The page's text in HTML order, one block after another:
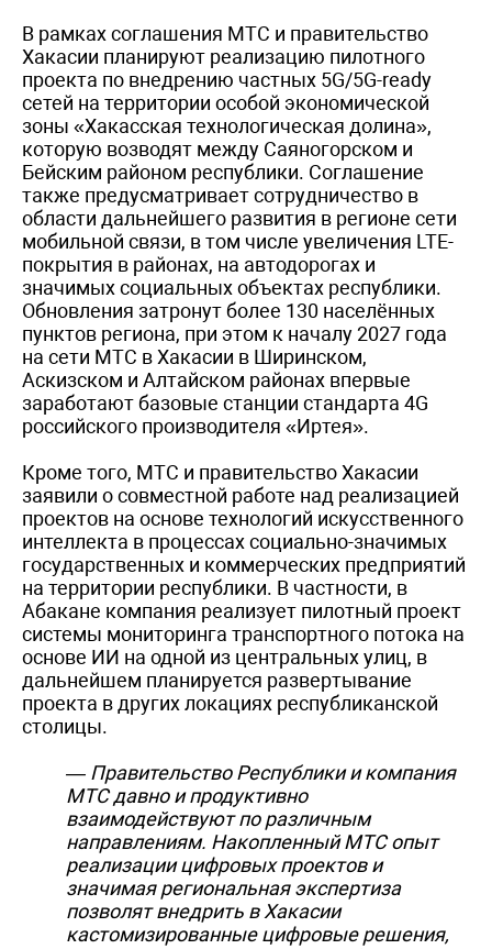
В рамках соглашения МТС и правительство
Хакасии планируют реализацию пилотного
проекта по внедрению частных 5G/5G-ready
сетей на территории особой экономической
зоны «Хакасская технологическая долина»,
которую возводят между Саяногорском и
Бейским районом республики. Соглашение
также предусматривает сотрудничество в
области дальнейшего развития в регионе сети
мобильной связи, в том числе увеличения LTE-
покрытия в районах, на автодорогах и
значимых социальных объектах республики.
Обновления затронут более 130 населённых
пунктов региона, при этом к началу 2027 года
на сети МТС в Хакасии в Ширинском,
Аскизском и Алтайском районах впервые
заработают базовые станции стандарта 4G
российского производителя «Иртея».
Кроме того, МТС и правительство Хакасии
заявили о совместной работе над реализацией
проектов на основе технологий искусственного
интеллекта в процессах социально-значимых
государственных и коммерческих предприятий
на территории республики. В частности, в
Абакане компания реализует пилотный проект
системы мониторинга транспортного потока на
основе ИИ на одной из центральных улиц, в
дальнейшем планируется развертывание
проекта в других локациях республиканской
столицы.
— Правительство Республики и компания
МТС давно и продуктивно
взаимодействуют по различным
направлениям. Накопленный МТС опыт
реализации цифровых проектов и
значимая региональная экспертиза
позволят внедрить в Хакасии
кастомизированные цифровые решения,